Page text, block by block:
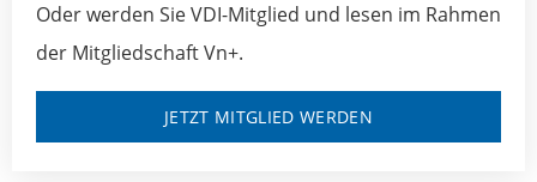
Oder werden Sie VDI-Mitglied und lesen im Rahmen
der Mitgliedschaft Vn+.
JETZT MITGLIED WERDEN